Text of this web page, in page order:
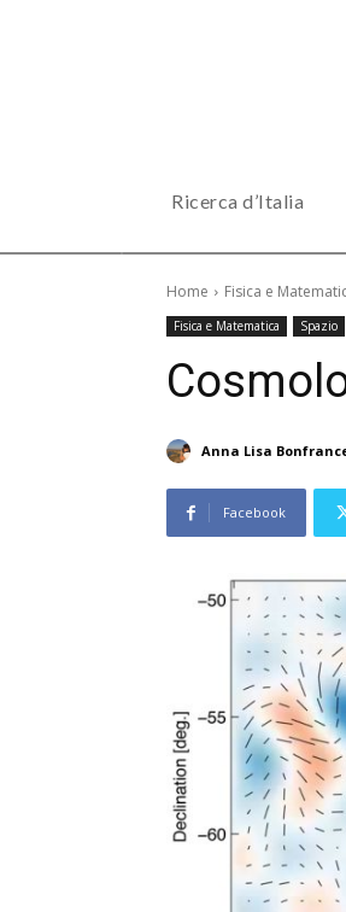
Ricerca d’Italia
Home Fisica e
Fisica e Matematica Spazio
Anna Lisa
Facebook